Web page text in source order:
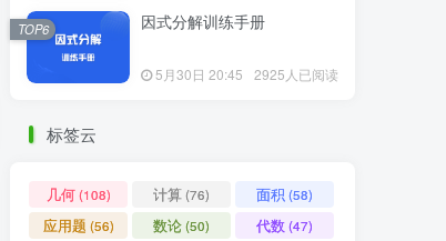
因式分解训练手册
5月30日 20:45 2925人已阅读
TOP6
标签云
几何(108) 计算(76) 面积 (58)
应用题 (56) 数论(50) 代数(47)